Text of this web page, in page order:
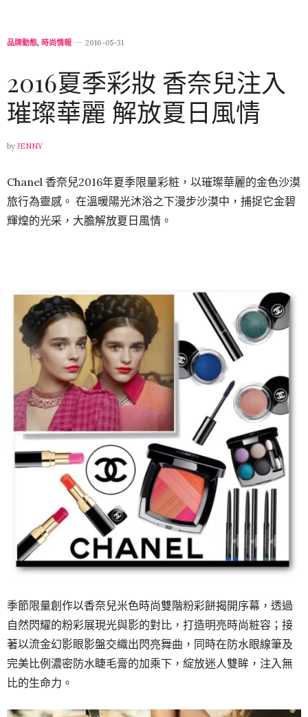
品牌動態, 時尚情報 2016-05-31
2016夏季彩妝 香奈兒注入
璀璨華麗 解放夏日風情
by JENNY
Chanel 香奈兒2016年夏季限量彩粧，以璀璨華麗的金色沙漠
旅行為靈感。 在溫暖陽光沐浴之下漫步沙漠中，捕捉它金碧
輝煌的光采，大膽解放夏日風情。
季節限量創作以香奈兒米色時尚雙階粉彩餅揭開序幕，透過
自然閃耀的粉彩展現光與影的對比，打造明亮時尚粧容；接
著以流金幻影眼影盤交織出閃亮舞曲，同時在防水眼線筆及
完美比例濃密防水睫毛膏的加乘下，綻放迷人雙眸，注入無
比的生命力。